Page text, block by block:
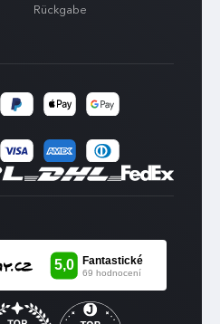
Rückgabe